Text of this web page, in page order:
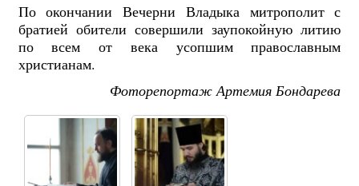
По окончании Вечерни Владыка митрополит с
братией обители совершили заупокойную литию
по всем от века усопшим православным
христианам.
Фоторепортаж Артемия Бондарева